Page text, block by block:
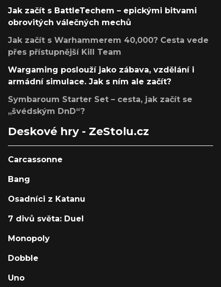
Jak začít s BattleTechem – epickými bitvami
obrovitých válečných mechů
Jak začít s Warhammerem 40,000? Cesta vede
přes přístupnější Kill Team
Wargaming poslouží jako zábava, vzdělání i
armádní simulace. Jak s ním ale začít?
Symbaroum Starter Set – cesta, jak začít se
„švédským DnD“?
Deskové hry - ZeStolu.cz
Carcassonne
Bang
Osadníci z Katanu
7 divů světa: Duel
Monopoly
Dobble
Uno